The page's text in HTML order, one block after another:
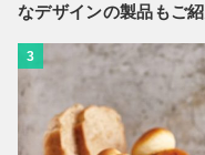
なデザインの製品もご
3